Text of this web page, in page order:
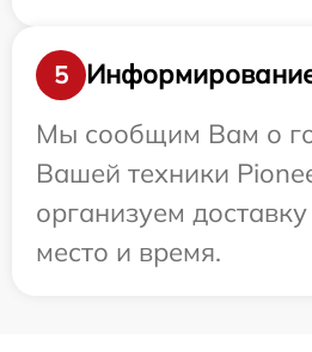
5
Мы сообщим Вам о
Вашей техники
организуем
место и время.